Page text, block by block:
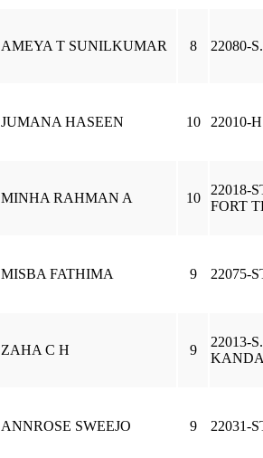
AMEYA T SUNILKUMAR 8 22080-
JUMANA HASEEN 10 22010-
MINHA RAHMAN A 10
22018-
FORT
MISBA FATHIMA 9 22075-
ZAHA C H 9
22013-
ANNROSE SWEEJO 9 22031-